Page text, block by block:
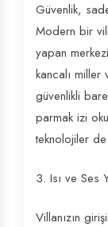
Güvenlik,
Modern bir
yapan
kancalı miller
güvenlikli
parmak izi
teknolojiler
3. Isı ve Ses
Villanızın